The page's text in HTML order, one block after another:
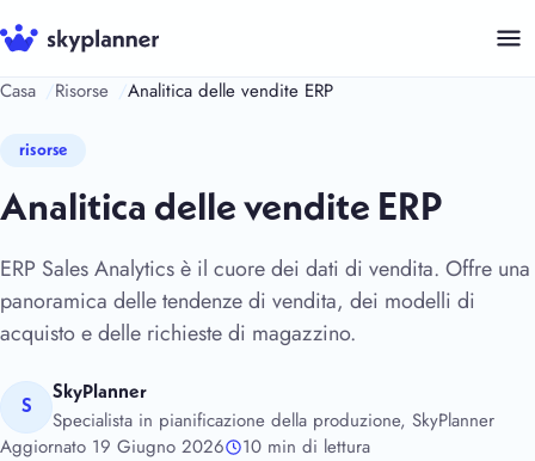
Vai
al
contenuto
Casa Risorse Analitica delle vendite ERP
risorse
Analitica delle vendite ERP
ERP Sales Analytics è il cuore dei dati di vendita. Offre una
panoramica delle tendenze di vendita, dei modelli di
acquisto e delle richieste di magazzino.
S
SkyPlanner
Specialista in pianificazione della produzione, SkyPlanner
Aggiornato 19 Giugno 2026
10 min di lettura